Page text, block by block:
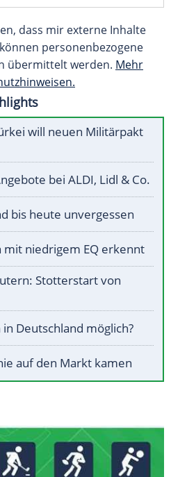
dass mir externe Inhalte
personenbezogene
übermittelt werden. Mehr
will neuen Militärpakt
bei ALDI, Lidl & Co.
bis heute unvergessen
mit niedrigem EQ erkennt
Stotterstart von
Deutschland möglich?
auf den Markt kamen